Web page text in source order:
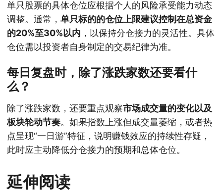
单只股票的具体仓位应根据个人的风险承受能力动态
调整。通常， 单只标的的仓位上限建议控制在总资金
的20%至30%以内 ，以保持分仓接力的灵活性。具体
仓位需以投资者自身制定的交易纪律为准。
每日复盘时，除了涨跌家数还要看什
么？
除了涨跌家数，还要重点观察市场成交量的变化以及
板块轮动节奏。如果指数上涨但成交量萎缩，或者热
点呈现“一日游”特征，说明赚钱效应的持续性存疑，
此时应主动降低分仓接力的预期和总体仓位。
延伸阅读